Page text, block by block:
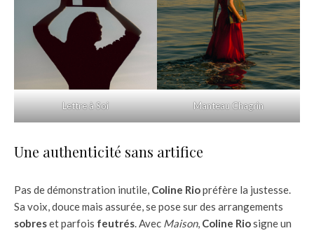
Lettre à Soi Manteau Chagrin
Une authenticité sans artifice
Pas de démonstration inutile, Coline Riopréfère la justesse.
Sa voix, douce mais assurée, se pose sur des arrangements
sobreset parfois feutrés. Avec Maison, Coline Riosigne un